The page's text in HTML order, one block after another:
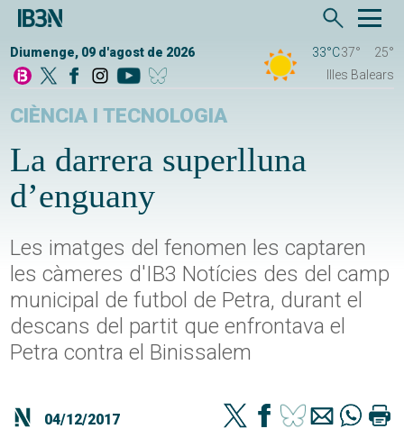
Diumenge, 09 d'agost de 2026 33°C37°
25°
Illes Balears
CIÈNCIA I TECNOLOGIA
La darrera superlluna
d’enguany
Les imatges del fenomen les captaren
les càmeres d'IB3 Notícies des del camp
municipal de futbol de Petra, durant el
descans del partit que enfrontava el
Petra contra el Binissalem
04/12/2017